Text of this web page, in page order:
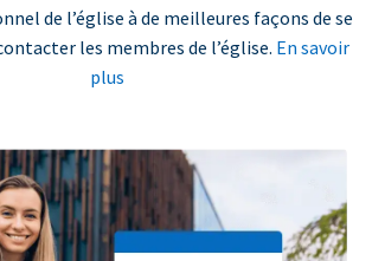
de l’église à de meilleures façons de se
les membres de l’église. En savoir
plus